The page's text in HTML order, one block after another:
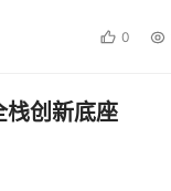
0
栈创新底座